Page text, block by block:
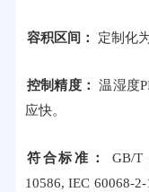
容积区间： 定制化
控制精度：
温湿度
应快。
符合标准：
GB/T
10586, IEC 60068-